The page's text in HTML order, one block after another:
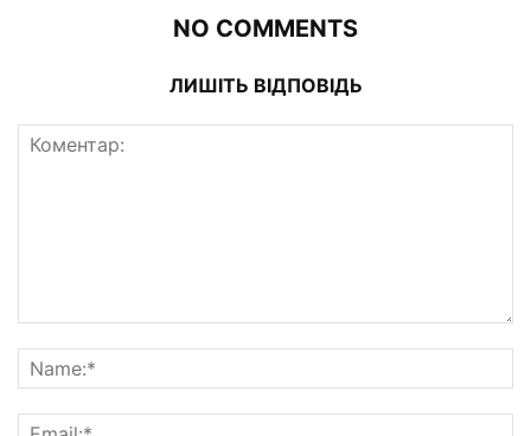
NO COMMENTS
ЛИШІТЬ ВІДПОВІДЬ